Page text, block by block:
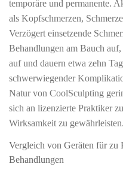
temporäre und permanente.
als Kopfschmerzen,
Verzögert einsetzende
Behandlungen am Bauch
auf und dauern etwa zehn
schwerwiegender
Natur von CoolSculpting
sich an lizenzierte Praktiker
Wirksamkeit zu gewährleisten.
Vergleich von Geräten für zu
Behandlungen